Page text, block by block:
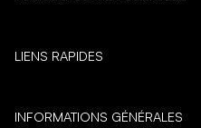
LIENS RAPIDES
INFORMATIONS GÉNÉRALES